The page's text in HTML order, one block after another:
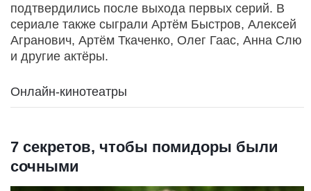
подтвердились после выхода первых серий. В
сериале также сыграли Артём Быстров, Алексей
Агранович, Артём Ткаченко, Олег Гаас, Анна Слю
и другие актёры.
Онлайн-кинотеатры
7 секретов, чтобы помидоры были
сочными